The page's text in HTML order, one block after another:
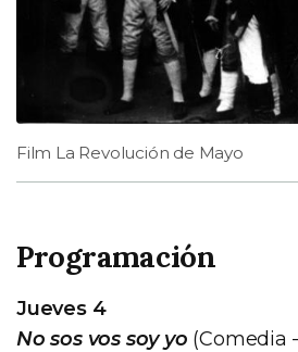
Film La Revolución de Mayo
Programación
Jueves 4
No sos vos soy yo (Comedia